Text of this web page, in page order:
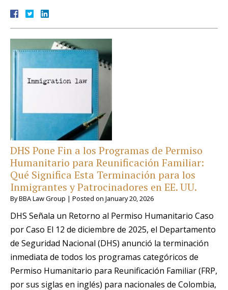
DHS Pone Fin a los Programas de Permiso
Humanitario para Reunificación Familiar:
Qué Significa Esta Terminación para los
Inmigrantes y Patrocinadores en EE. UU.
ByBBA Law Group | Posted on January 20, 2026
DHS Señala un Retorno al Permiso Humanitario Caso
por Caso El 12 de diciembre de 2025, el Departamento
de Seguridad Nacional (DHS) anunció la terminación
inmediata de todos los programas categóricos de
Permiso Humanitario para Reunificación Familiar (FRP,
por sus siglas en inglés) para nacionales de Colombia,